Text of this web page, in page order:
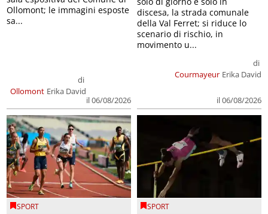
Ollomont
di
Erika David
il 06/08/2026
Ollomont; le immagini esposte
sa...
Courmayeur
di
Erika David
il 06/08/2026
discesa, la strada comunale
della Val Ferret; si riduce lo
scenario di rischio, in
movimento u...
SPORT SPORT